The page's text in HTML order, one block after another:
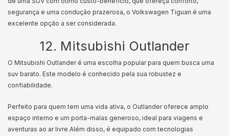
segurança e uma condução prazerosa, o Volkswagen Tiguan é uma
excelente opção a ser considerada.
12. Mitsubishi Outlander
O Mitsubishi Outlander é uma escolha popular para quem busca uma
suv barato. Este modelo é conhecido pela sua robustez e
confiabilidade.
Perfeito para quem tem uma vida ativa, o Outlander oferece amplo
espaço interno e um porta-malas generoso, ideal para viagens e
aventuras ao ar livre.Além disso, é equipado com tecnologias